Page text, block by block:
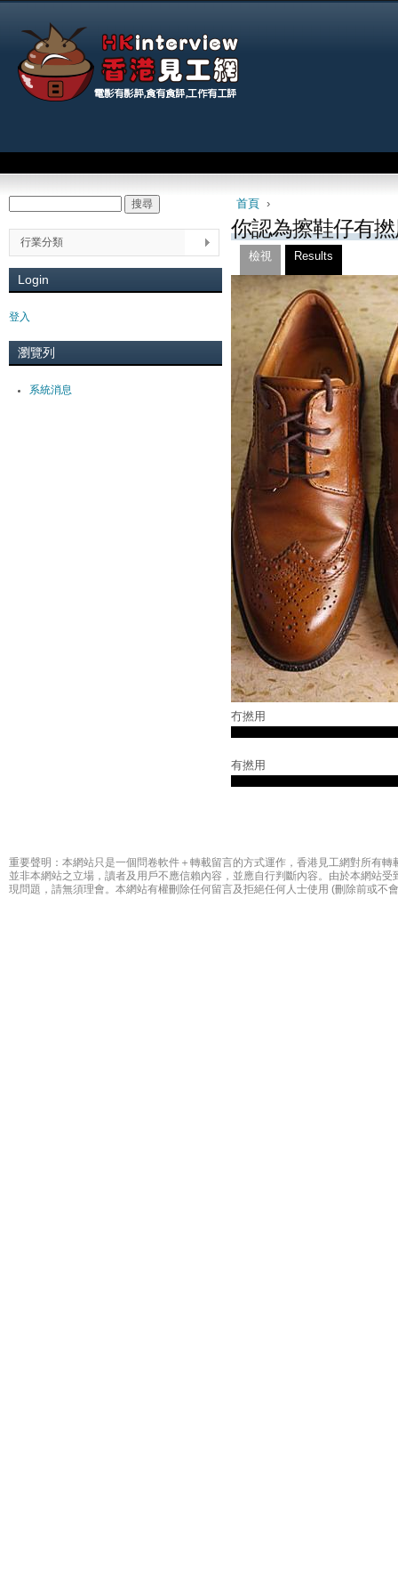
You are here
首頁›
你認為擦鞋仔有
檢視 (active tab)
Results
冇撚用
有撚用
行業分類
Login
登入
瀏覽列
系統消息
重要聲明：本網站只是一個問卷軟件＋轉載留言的方式運作，香港見工網對所有
並非本網站之立場，讀者及用戶不應信賴內容，並應自行判斷內容。由於本網站
現問題，請無須理會。本網站有權刪除任何留言及拒絕任何人士使用 (刪除前或